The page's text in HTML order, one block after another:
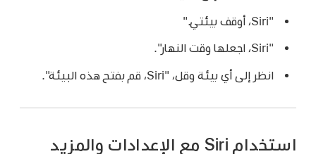
"Siri، أوقف بيئتي."
"Siri، اجعلها وقت النهار".
انظر إلى أي بيئة وقل، "Siri، قم بفتح هذه البيئة".
استخدام Siri مع الإعدادات والمزيد